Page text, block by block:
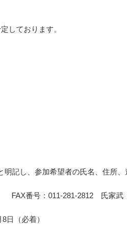
しております。
記し、参加希望者の氏名、住所、
FAX番号：011-281-2812 氏家武
（必着）